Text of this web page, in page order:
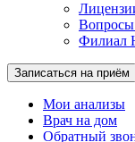
Филиал
Записаться на приём
Мои анализы
Врач на дом
Обратный